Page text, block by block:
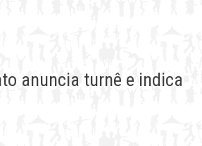
anuncia turnê e indica